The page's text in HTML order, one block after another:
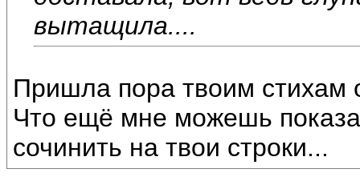
вытащила....
Пришла пора твоим стихам
Что ещё мне можешь
сочинить на твои строки...